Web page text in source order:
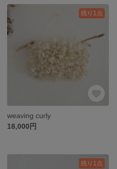
残り1点
weaving curly
18,000円
残り1点